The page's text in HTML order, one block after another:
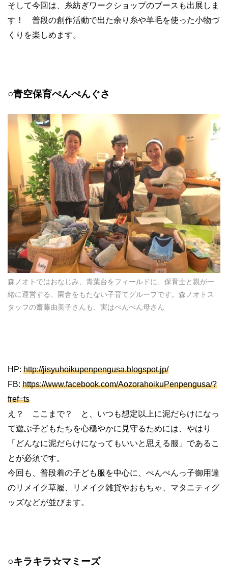
そして今回は、糸紡ぎワークショップのブースも出展しま
す！ 普段の創作活動で出た余り糸や羊毛を使った小物づ
くりを楽しめます。
○青空保育ぺんぺんぐさ
森ノオトではおなじみ、青葉台をフィールドに、保育士と親が一
緒に運営する、園舎をもたない子育てグループです。森ノオトス
タッフの齋藤由美子さんも、実はぺんぺん母さん
HP: http://jisyuhoikupenpengusa.blogspot.jp/
FB: https://www.facebook.com/AozorahoikuPenpengusa/?
fref=ts
え？ ここまで？ と、いつも想定以上に泥だらけになっ
て遊ぶ子どもたちを心穏やかに見守るためには、やはり
「どんなに泥だらけになってもいいと思える服」であるこ
とが必須です。
今回も、普段着の子ども服を中心に、ぺんぺんっ子御用達
のリメイク草履、リメイク雑貨やおもちゃ、マタニティグ
ッズなどが並びます。
○キラキラ☆マミーズ